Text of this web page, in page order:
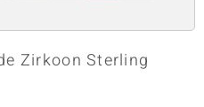
Zirkoon Sterling